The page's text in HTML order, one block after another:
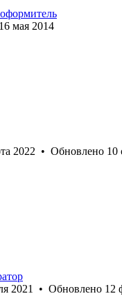
16 мая 2014
2022 • Обновлено 10
2021 • Обновлено 12